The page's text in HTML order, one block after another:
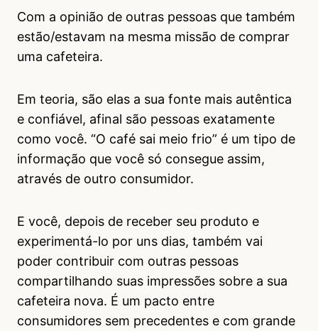
Com a opinião de outras pessoas que também
estão/estavam na mesma missão de comprar
uma cafeteira.
Em teoria, são elas a sua fonte mais autêntica
e confiável, afinal são pessoas exatamente
como você. “O café sai meio frio” é um tipo de
informação que você só consegue assim,
através de outro consumidor.
E você, depois de receber seu produto e
experimentá-lo por uns dias, também vai
poder contribuir com outras pessoas
compartilhando suas impressões sobre a sua
cafeteira nova. É um pacto entre
consumidores sem precedentes e com grande